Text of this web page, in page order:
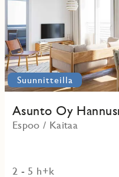
Suunnitteilla
Asunto Oy
Espoo / Kaitaa
2 - 5 h+k